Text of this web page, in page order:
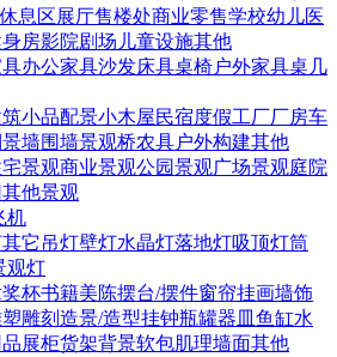
息区展厅售楼处商业零售学校幼儿医
房影院剧场 儿童设施其他
具办公家具沙发床具桌椅户外家具桌几
小品配景小木屋民宿度假工厂厂房车
景墙围墙景观桥农具户外构建其他
景观商业景观公园景观广场景观庭院
其他景观
机
其它 吊灯壁灯水晶灯落地灯吸顶灯筒
观灯
杯书籍美陈摆台/摆件窗帘挂画墙饰
雕刻 造景/造型挂钟瓶罐器皿 鱼缸水
展柜货架背景软包肌理墙面其他